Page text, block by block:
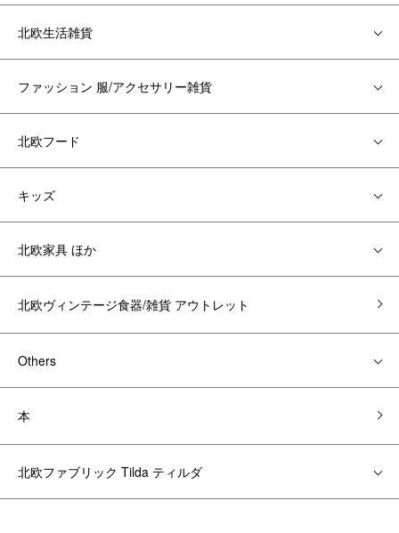
北欧生活雑貨
ファッション 服/アクセサリー雑貨
北欧フード
キッズ
北欧家具 ほか
北欧ヴィンテージ食器/雑貨 アウトレット
Others
本
北欧ファブリック Tilda ティルダ